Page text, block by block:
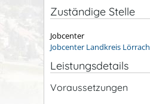
Zuständige Stelle
Jobcenter
Jobcenter Landkreis Lörrach
Leistungsdetails
Voraussetzungen